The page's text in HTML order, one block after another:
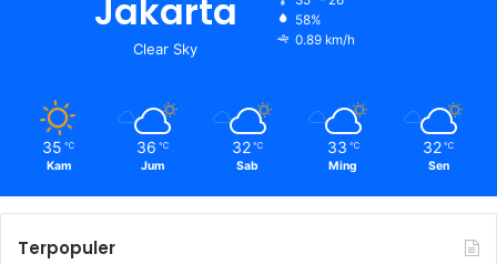
Jakarta
Clear Sky
58%
0.89 km/h
35 ℃
Kam
36 ℃
Jum
32 ℃
Sab
33 ℃
Ming
32 ℃
Sen
Terpopuler